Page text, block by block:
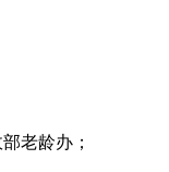
老龄办；